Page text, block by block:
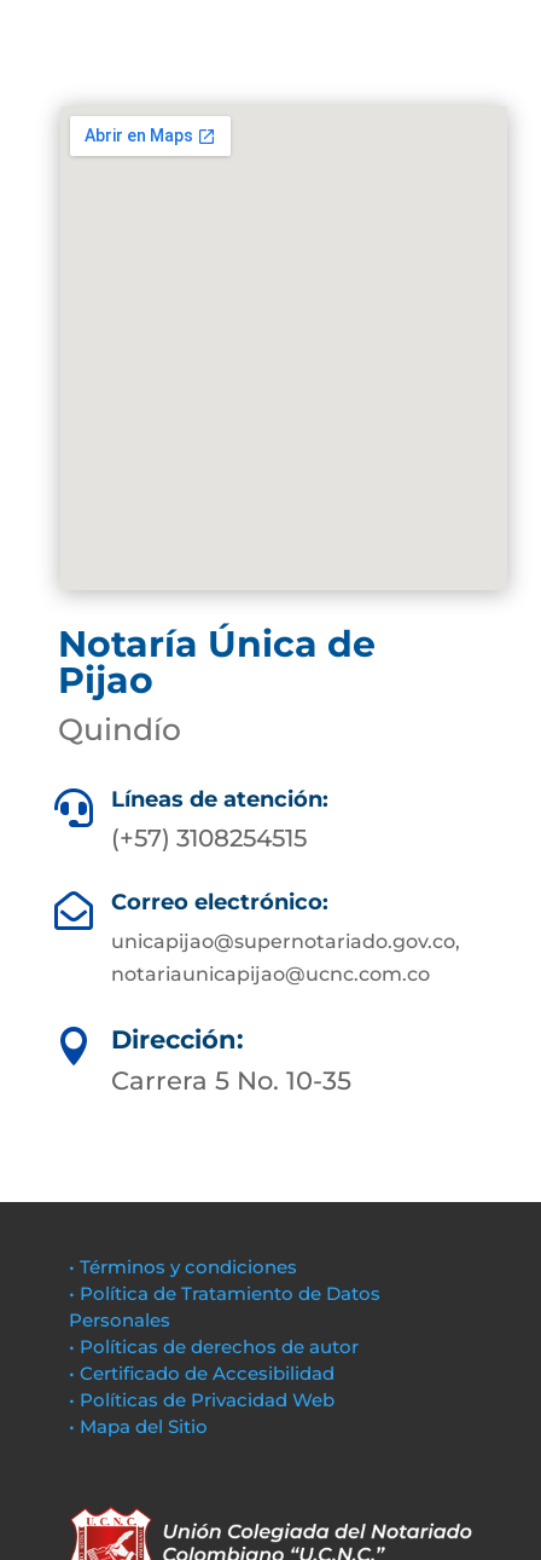
Notaría Única de
Pijao
Quindío
 Líneas de atención:
(+57) 3108254515
 Correo electrónico:
unicapijao@supernotariado.gov.co,
notariaunicapijao@ucnc.com.co

Dirección:
Carrera 5 No. 10-35
• Términos y condiciones
• Política de Tratamiento de Datos
Personales
• Políticas de derechos de autor
• Certificado de Accesibilidad
• Políticas de Privacidad Web
• Mapa del Sitio